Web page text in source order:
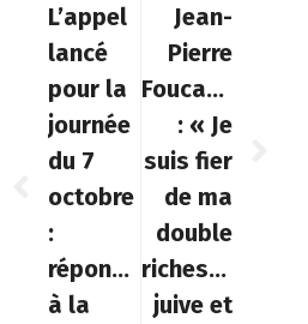
L’appel
lancé
pour la
journée
du 7
octobre
:
répondre
à la
Jean-
Pierre
Foucault
: « Je
suis fier
de ma
double
richesse
juive et